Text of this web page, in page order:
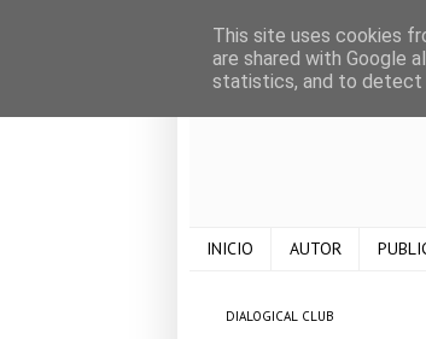
INICIO AUTOR
DIALOGICAL CLUB
This site uses cookies
are shared with Google
statistics, and to detect